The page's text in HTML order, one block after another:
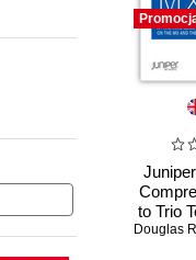
to Trio
the
Douglas